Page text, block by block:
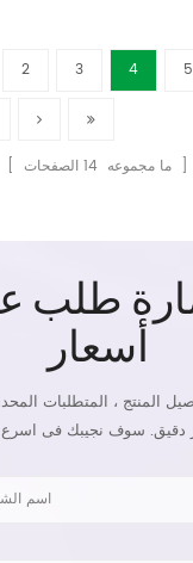
2 3 4 5
[ ما مجموعه 14 الصفحات ]
أسعار
المنتج ، المتطلبات